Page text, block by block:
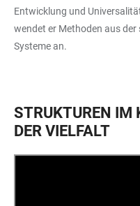
Entwicklung und
wendet er Methoden aus
Systeme an.
STRUKTUREN IM
DER VIELFALT